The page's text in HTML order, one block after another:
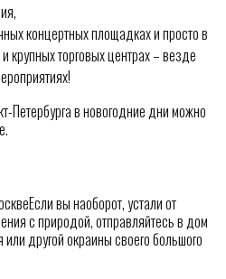
концертных площадках и просто в
крупных торговых центрах – везде
Петербурга в новогодние дни можно
Если вы наоборот, устали от
с природой, отправляйтесь в дом
другой окраины своего большого